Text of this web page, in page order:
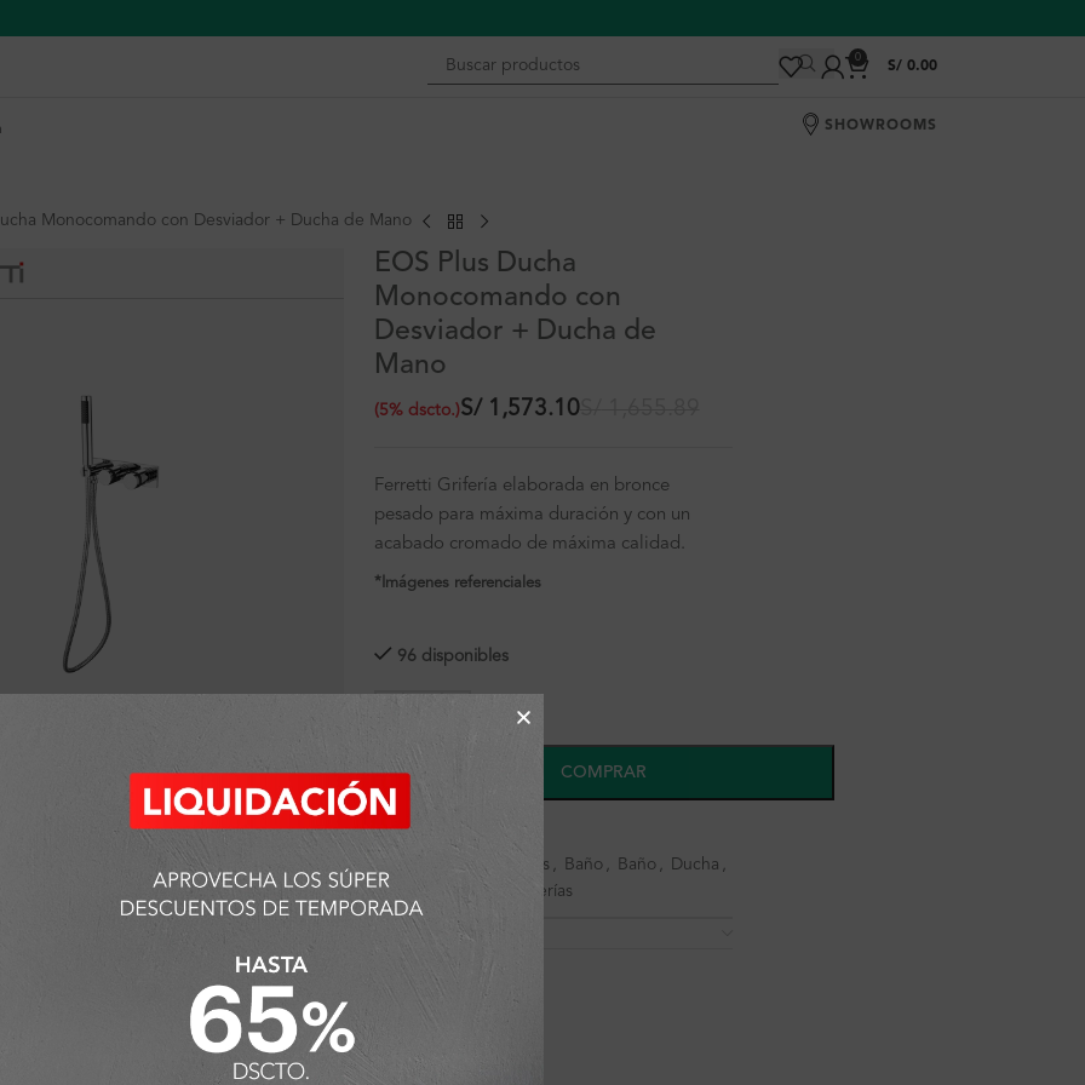
0
S/ 0.00
SHOWROOMS
Monocomando con Desviador + Ducha de Mano
EOS Plus Ducha
Monocomando con
Desviador + Ducha de
Mano
S/1,573.10
(5% dscto.) S/
Ferretti Grifería elaborada en bronce
pesado para máxima duración y con un
acabado cromado de máxima calidad.
*Imágenes referenciales
96 disponibles
COMPRAR
FA7906
Ambientes , Baño , Baño , Ducha ,
Ducha de mano
Griferías
Detalles y Material